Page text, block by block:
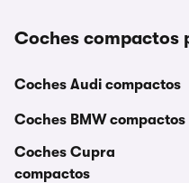
Coches compactos
Coches Audi compactos
Coches BMW compactos
Coches Cupra
compactos